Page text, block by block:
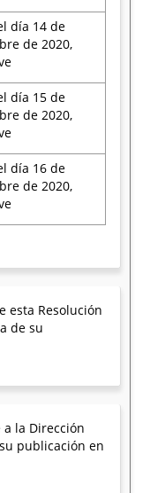
día 14 de
de 2020,
día 15 de
de 2020,
día 16 de
de 2020,
esta Resolución
de su
a la Dirección
publicación en